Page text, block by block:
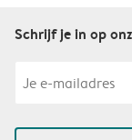
Schrijf je in op